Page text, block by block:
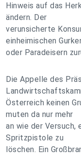
Hinweis auf das
ändern. Der
verunsicherte
einheimischen
oder Paradeisern
Die Appelle des
Österreich keinen
muten da nur mehr
an wie der Versuch,
Spritzpistole zu
löschen. Ein